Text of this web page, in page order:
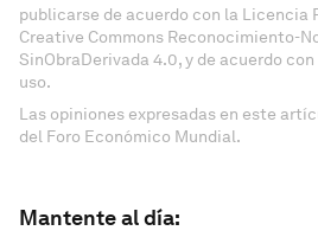
publicarse de acuerdo con la Licencia
Creative Commons Reconocimiento-
SinObraDerivada 4.0, y de acuerdo
uso.
Las opiniones expresadas en este
del Foro Económico Mundial.
Mantente al día: